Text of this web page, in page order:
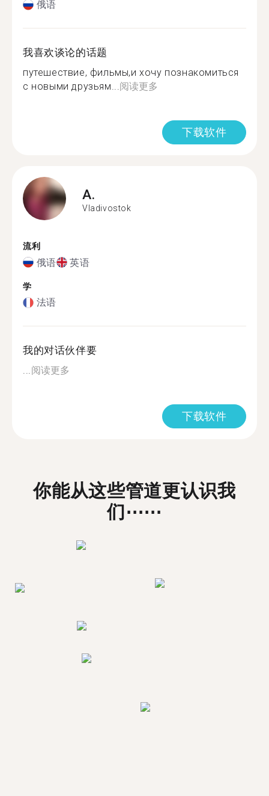
俄语
我喜欢谈论的话题
путешествие, фильмы,и хочу познакомиться
с новыми друзьям...阅读更多
下载软件
A.
Vladivostok
流利
俄语 英语
学
法语
我的对话伙伴要
...阅读更多
下载软件
你能从这些管道更认识我
们⋯⋯